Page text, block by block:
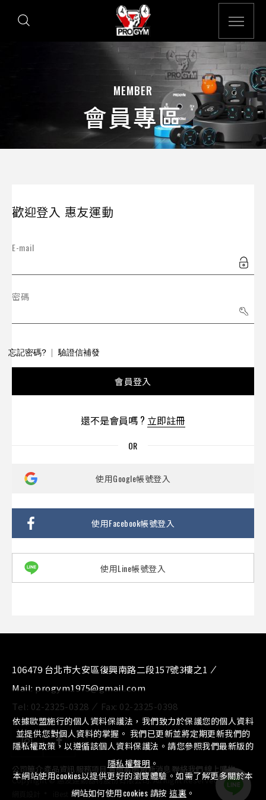
MEMBER
會員專區
歡迎登入 惠友運動
E-mail
密碼
忘記密碼? 驗證信補發
會員登入
還不是會員嗎 ? 立即註冊
使用Google帳號登入
使用Facebook帳號登入
使用Line帳號登入
106479 台北市大安區復興南路二段157號3樓之1
Mail: progym1975@gmail.com
Tel: 02-2325-0328 Fax: 02-2325-0398
公司簡介產品資訊 服務項目⁄實績案例⁄最新消息 聯絡我們 線上購物
Copyright © 惠友運動器材股份有限公司. All Right Reserved.
依據歐盟施行的個人資料保護法，我們致力於保護您的個人資料
並提供您對個人資料的掌握。 我們已更新並將定期更新我們的
隱私權政策，以遵循該個人資料保護法。請您參照我們最新版的
隱私權聲明 。
本網站使用cookies以提供更好的瀏覽體驗。如需了解更多關於本
網站如何使用cookies 請按 這裏 。